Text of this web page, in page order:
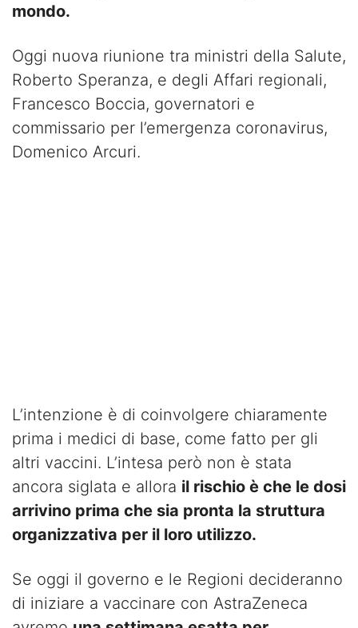
mondo.
Oggi nuova riunione tra ministri della Salute,
Roberto Speranza, e degli Affari regionali,
Francesco Boccia, governatori e
commissario per l’emergenza coronavirus,
Domenico Arcuri.
L’intenzione è di coinvolgere chiaramente
prima i medici di base, come fatto per gli
altri vaccini. L’intesa però non è stata
ancora siglata e allora il rischio è che le dosi
arrivino prima che sia pronta la struttura
organizzativa per il loro utilizzo.
Se oggi il governo e le Regioni decideranno
di iniziare a vaccinare con AstraZeneca